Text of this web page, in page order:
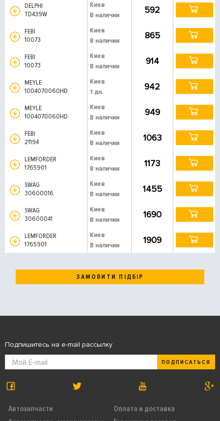
DELPHI
TD439W
Киев
В наличии
592
FEBI
10073
Киев
В наличии
865
FEBI
10073
Киев
В наличии
914
MEYLE
1004070060HD
Киев
1 дн.
942
MEYLE
1004070060HD
Киев
В наличии
949
FEBI
21194
Киев
В наличии
1063
LEMFORDER
1765901
Киев
В наличии
1173
SWAG
30600016
Киев
В наличии
1455
SWAG
30600041
Киев
В наличии
1690
LEMFORDER
1765901
Киев
В наличии
1909
ЗАМОВИТИ ПІДБІР
Автозапчасти
Оплата и доставка
Подпишитесь на e-mail рассылку
ПОДПИСАТЬСЯ